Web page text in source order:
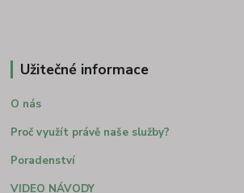
Užitečné informace
O nás
Proč využít právě naše služby?
Poradenství
VIDEO NÁVODY